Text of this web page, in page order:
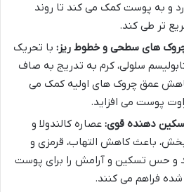
و به پوست کمک می کند تا روند
تر طی کند.
های سطحی و خطوط ریز: با تحریک
سلولی، کرم به تدریج به صاف
عمق چروک های اولیه کمک می
پوست می افزاید.
دهنده قوی: عصاره کالندولا و
باعث کاهش التهاب، قرمزی و
حس تسکین و آرامش را برای پوست
فراهم می کنند.